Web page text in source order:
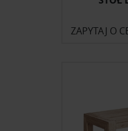
ZAPYTAJ O